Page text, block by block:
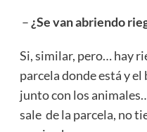
– ¿Se van abriendo
Si, similar, pero… hay
parcela donde está y
junto con los
sale de la parcela, no